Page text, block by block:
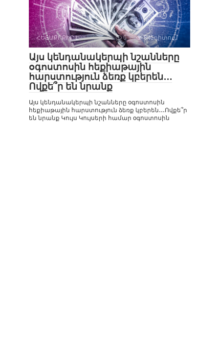
ՀԵՏԱՔՐՔԻՐ Է 0 845դիտում
Այս կենդանակերպի նշանները
օգոստոսին հեքիաթային
հարստություն ձեռք կբերեն․․․
Ովքե՞ր են նրանք
Այս կենդանակերպի նշանները օգոստոսին
հեքիաթային հարստություն ձեռք կբերեն․․․Ովքե՞ր
են նրանք Կույս Կույսերի համար օգոստոսին